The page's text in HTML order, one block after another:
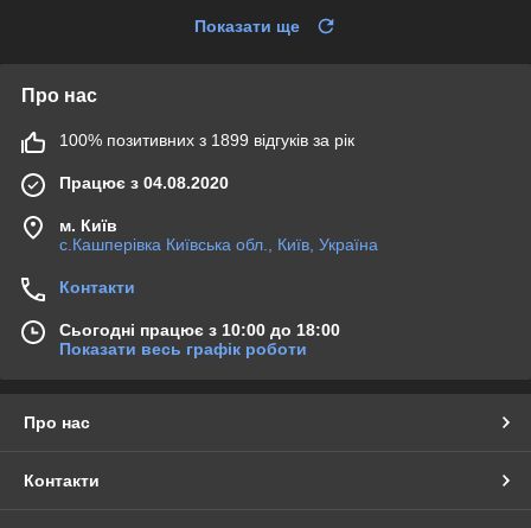
Показати ще
Про нас
100% позитивних з 1899 відгуків за рік
Працює з 04.08.2020
м. Київ
с.Кашперівка Київська обл., Київ, Україна
Контакти
Сьогодні працює з 10:00 до 18:00
Показати весь графік роботи
Про нас
Контакти